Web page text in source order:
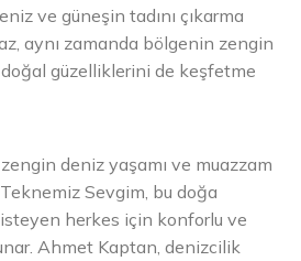
ve güneşin tadını çıkarma
aynı zamanda bölgenin zengin
güzelliklerini de keşfetme
deniz yaşamı ve muazzam
Sevgim, bu doğa
herkes için konforlu ve
Ahmet Kaptan, denizcilik